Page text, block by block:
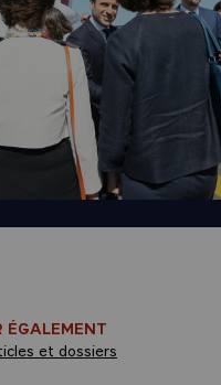
ÉGALEMENT
et dossiers